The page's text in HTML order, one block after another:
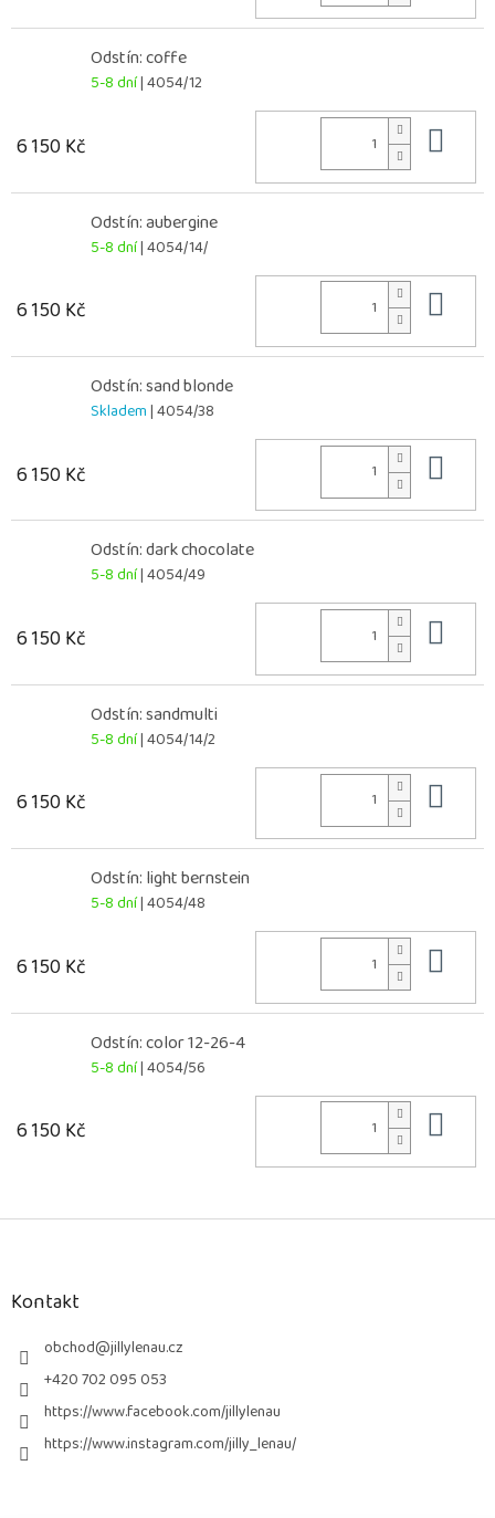
Odstín: coffe
5-8 dní| 4054/12
6 150 Kč
Odstín: aubergine
5-8 dní| 4054/14/
6 150 Kč
Odstín: sand blonde
Skladem| 4054/38
6 150 Kč
Odstín: dark chocolate
5-8 dní| 4054/49
6 150 Kč
Odstín: sandmulti
5-8 dní| 4054/14/2
6 150 Kč
Odstín: light bernstein
5-8 dní| 4054/48
6 150 Kč
Odstín: color 12-26-4
5-8 dní| 4054/56
6 150 Kč
Z
Kontakt
obchod@jillylenau.cz
+420 702 095 053
https://www.facebook.com/jillylenau
https://www.instagram.com/jilly_lenau/